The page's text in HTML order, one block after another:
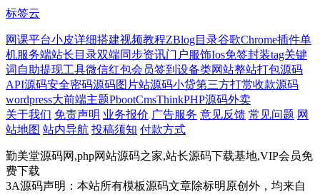
标签云
网课平台小皮详细搭建视频教程ZBlog目录谷歌Chrome插件单
机服务端站长目录双端同步资讯门户服饰Ios免签封装tag关键
词 自助提现工具微信红包会员签到 设备类网站整站打包源码
API源码安全密码源码图片站源码小贷第三方打赏收款源码
wordpress大前端主题PbootCmsThinkPHP源码外卖
关于我们 免责声明 业务报价 广告服务 意见反馈 常见问题 网
站地图 站内导航 投稿须知 付款方式
勤美堂源码网,php网站源码之家,站长源码下载基地,VIP会员免
费下载
3A源码声明：本站所有模板源码文章除标明原创外，均来自